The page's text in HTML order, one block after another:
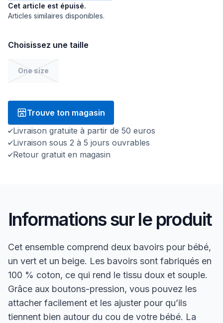
Cet article est épuisé.
Articles similaires disponibles.
Choisissez une taille
One size
Trouve ton magasin
Livraison gratuite à partir de 50 euros
Livraison sous 2 à 5 jours ouvrables
Retour gratuit en magasin
Informations sur le produit
Cet ensemble comprend deux bavoirs pour bébé,
un vert et un beige. Les bavoirs sont fabriqués en
100 % coton, ce qui rend le tissu doux et souple.
Grâce aux boutons-pression, vous pouvez les
attacher facilement et les ajuster pour qu’ils
tiennent bien autour du cou de votre bébé. La